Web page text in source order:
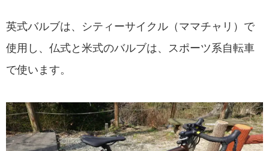
英式バルブは、シティーサイクル（ママチャリ）で
使用し、仏式と米式のバルブは、スポーツ系自転車
で使います。